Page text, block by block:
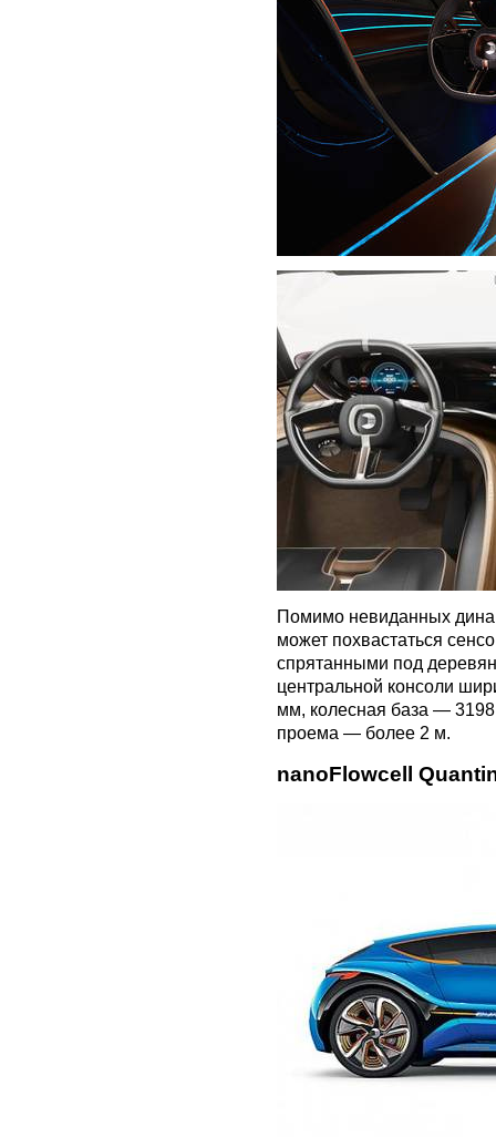
Помимо невиданных
может похвастаться
спрятанными под
центральной консоли
мм, колесная база —
проема — более 2 м.
nanoFlowcell